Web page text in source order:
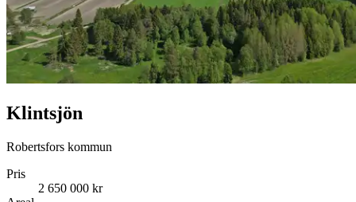
Klintsjön
Robertsfors kommun
Pris
2 650 000 kr